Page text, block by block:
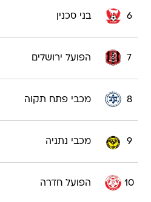
6 בני סכנין
7 הפועל ירושלים
8 מכבי פתח תקוה
9 מכבי נתניה
10 הפועל חדרה